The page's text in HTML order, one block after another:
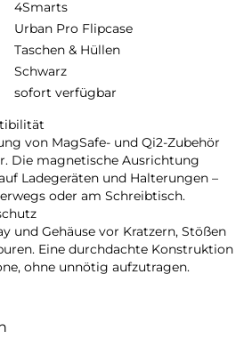
4Smarts
Urban Pro Flipcase
Taschen & Hüllen
Schwarz
sofort verfügbar
von MagSafe- und Qi2-Zubehör
Die magnetische Ausrichtung
Ladegeräten und Halterungen –
oder am Schreibtisch.
und Gehäuse vor Kratzern, Stößen
Eine durchdachte Konstruktion
ohne unnötig aufzutragen.
und unterstützt einen